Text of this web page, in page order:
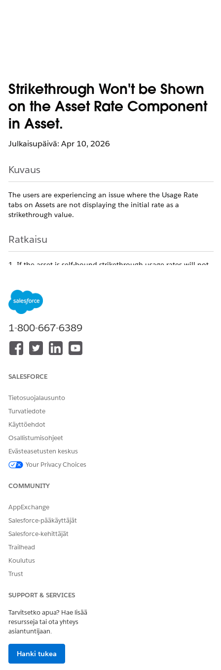
Strikethrough Won't be Shown
on the Asset Rate Component
in Asset.
Julkaisupäivä: Apr 10, 2026
Kuvaus
The users are experiencing an issue where the Usage Rate
tabs on Assets are not displaying the initial rate as a
strikethrough value.
Ratkaisu
1. If the asset is self-bound strikethrough usage rates will not
2. If the asset is bound to a target, the strikethrough usage
rates will be visible on the Assets page.
3. This is an expected behaviour.
Usage Rate without self bound:
Lisäresurssit
1-800-667-6389
SALESFORCE
Tietosuojalausunto
Turvatiedote
Käyttöehdot
Osallistumisohjeet
Evästeasetusten keskus
Your Privacy Choices
COMMUNITY
AppExchange
Salesforce-pääkäyttäjät
Salesforce-kehittäjät
Trailhead
Koulutus
Trust
SUPPORT & SERVICES
Tarvitsetko apua? Hae lisää
resursseja tai ota yhteys
asiantuntijaan.
Hanki tukea